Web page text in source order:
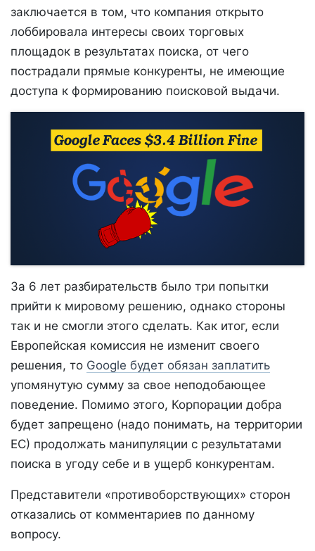
заключается в том, что компания открыто
лоббировала интересы своих торговых
площадок в результатах поиска, от чего
пострадали прямые конкуренты, не имеющие
доступа к формированию поисковой выдачи.
За 6 лет разбирательств было три попытки
прийти к мировому решению, однако стороны
так и не смогли этого сделать. Как итог, если
Европейская комиссия не изменит своего
решения, то Google будет обязан заплатить
упомянутую сумму за свое неподобающее
поведение. Помимо этого, Корпорации добра
будет запрещено (надо понимать, на территории
ЕС) продолжать манипуляции с результатами
поиска в угоду себе и в ущерб конкурентам.
Представители «противоборствующих» сторон
отказались от комментариев по данному
вопросу.